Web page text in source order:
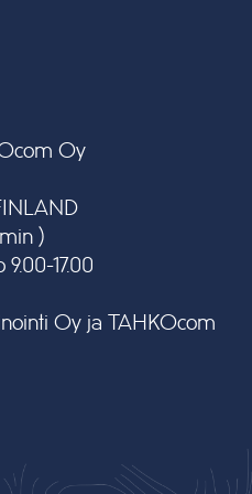
Oy
)
17.00
Oy ja TAHKOcom